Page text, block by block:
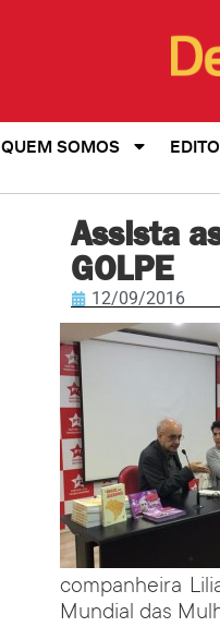
QUEM SOMOS
Assista
GOLPE
12/09/2016
companheira
Mundial das